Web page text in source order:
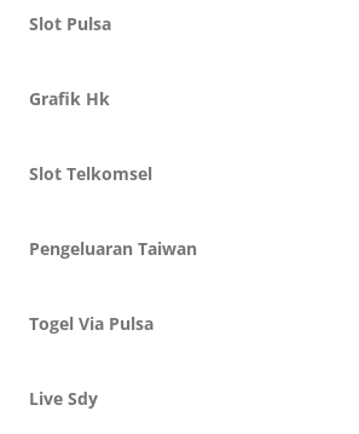
Slot Pulsa
Grafik Hk
Slot Telkomsel
Pengeluaran Taiwan
Togel Via Pulsa
Live Sdy